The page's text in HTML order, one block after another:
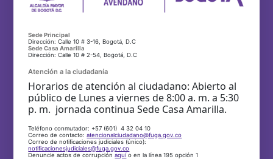
Sede Principal
Dirección: Calle 10 # 3-16, Bogotá, D.C
Sede Casa Amarilla
Dirección: Calle 10 # 2-54, Bogotá, D.C
Atención a la ciudadanía
Horarios de atención al ciudadano: Abierto al
público de Lunes a viernes de 8:00 a. m. a 5:30
p. m. jornada continua Sede Casa Amarilla.
Teléfono conmutador: +57 (601) 4 32 04 10
Correo de contacto:atencionalciudadano@fuga.gov.co
Correo de notificaciones judiciales (único):
notificacionesjudiciales@fuga.gov.co
Denuncie actos de corrupciónaquío en la línea 195 opción 1